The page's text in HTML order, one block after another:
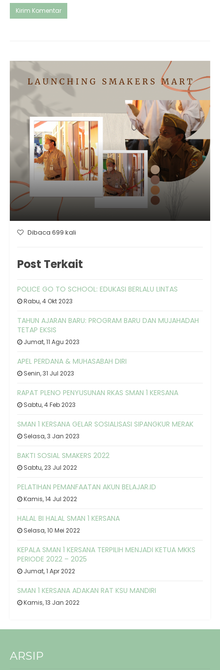
Dibaca 699 kali
Post Terkait
POLICE GO TO SCHOOL: EDUKASI BERLALU LINTAS
Rabu, 4 Okt 2023
TAHUN AJARAN BARU: PROGRAM BARU DAN MUJAHADAH
TETAP EKSIS
Jumat, 11 Agu 2023
APEL PERDANA & MUHASABAH DIRI
Senin, 31 Jul 2023
RAPAT PLENO PENYUSUNAN RKAS SMAN 1 KERSANA
Sabtu, 4 Feb 2023
SMAN 1 KERSANA GELAR SOSIALISASI SIPANGKUR MERAK
Selasa, 3 Jan 2023
BAKTI SOSIAL SMAKERS 2022
Sabtu, 23 Jul 2022
PELATIHAN PEMANFAATAN AKUN BELAJAR.ID
Kamis, 14 Jul 2022
HALAL BI HALAL SMAN 1 KERSANA
Selasa, 10 Mei 2022
KEPALA SMAN 1 KERSANA TERPILIH MENJADI KETUA MKKS
PERIODE 2022 – 2025
Jumat, 1 Apr 2022
SMAN 1 KERSANA ADAKAN RAT KSU MANDIRI
Kamis, 13 Jan 2022
ARSIP